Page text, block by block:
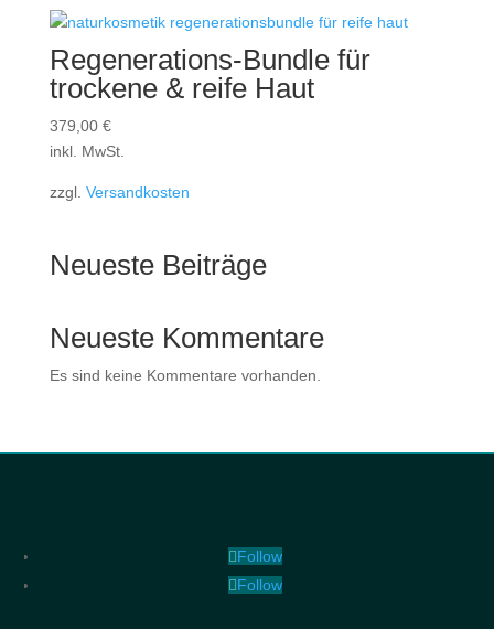
Regenerations-Bundle für
trockene & reife Haut
379,00 €
inkl. MwSt.
zzgl. Versandkosten
Neueste Beiträge
Neueste Kommentare
Es sind keine Kommentare vorhanden.
Follow
Follow